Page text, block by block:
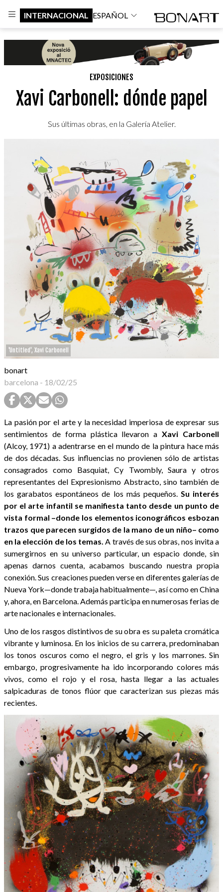
INTERNACIONAL ESPAÑOL
EXPOSICIONES
Xavi Carbonell: dónde papel
Sus últimas obras, en la Galería Atelier.
'Untitled', Xavi Carbonell
bonart
barcelona - 18/02/25
La pasión por el arte y la necesidad imperiosa de expresar sus
sentimientos de forma plástica llevaron aXavi Carbonell
(Alcoy, 1971) a adentrarse en el mundo de la pintura hace más
de dos décadas. Sus influencias no provienen sólo de artistas
consagrados como Basquiat, Cy Twombly, Saura y otros
representantes del Expresionismo Abstracto, sino también de
los garabatos espontáneos de los más pequeños. Su interés
por el arte infantil se manifiesta tanto desde un punto de
vista formal –donde los elementos iconográficos esbozan
trazos que parecen surgidos de la mano de un niño– como
en la elección de los temas. A través de sus obras, nos invita a
sumergirnos en su universo particular, un espacio donde, sin
apenas darnos cuenta, acabamos buscando nuestra propia
conexión. Sus creaciones pueden verse en diferentes galerías de
Nueva York—donde trabaja habitualmente—, así como en China
y, ahora, en Barcelona. Además participa en numerosas ferias de
arte nacionales e internacionales.
Uno de los rasgos distintivos de su obra es su paleta cromática
vibrante y luminosa. En los inicios de su carrera, predominaban
los tonos oscuros como el negro, el gris y los marrones. Sin
embargo, progresivamente ha ido incorporando colores más
vivos, como el rojo y el rosa, hasta llegar a las actuales
salpicaduras de tonos flúor que caracterizan sus piezas más
recientes.